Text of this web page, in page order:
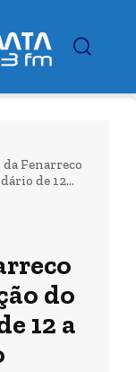
Fenarreco
de 12...
do
12 a